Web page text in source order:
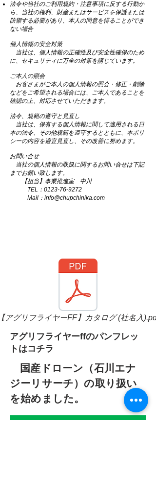
法令や当社のご利用規約・注意事項に反する行動か
ら、当社の権利、財産またはサービスを保護または
防禦する必要があり、本人の同意を得ることができ
ない場合
個人情報の安全対策
当社は、個人情報の正確性及び安全性確保のため
に、セキュリティに万全の対策を講じています。
ご本人の照会
お客さまがご本人の個人情報の照会・修正・削除
などをご希望される場合には、ご本人であることを
確認の上、対応させていただきます。
法令、規範の遵守と見直し
当社は、保有する個人情報に関して適用される日
本の法令、その他規範を遵守するとともに、本ポリ
シーの内容を適宜見直し、その改善に努めます。
お問い合せ
当社の個人情報の取扱に関するお問い合せは下記
までお願い致します。
【担当】事業推進室 中川
TEL：0123-76-9272
Mail：info@chupchinika.com
アグリフライヤーFF】カタログ (社名入).pdf
​アグリフライヤーffのパンフレッ
トはコチラ
国産ドローン（石川エナ
ジーリサーチ）の取り扱い
を始めました。